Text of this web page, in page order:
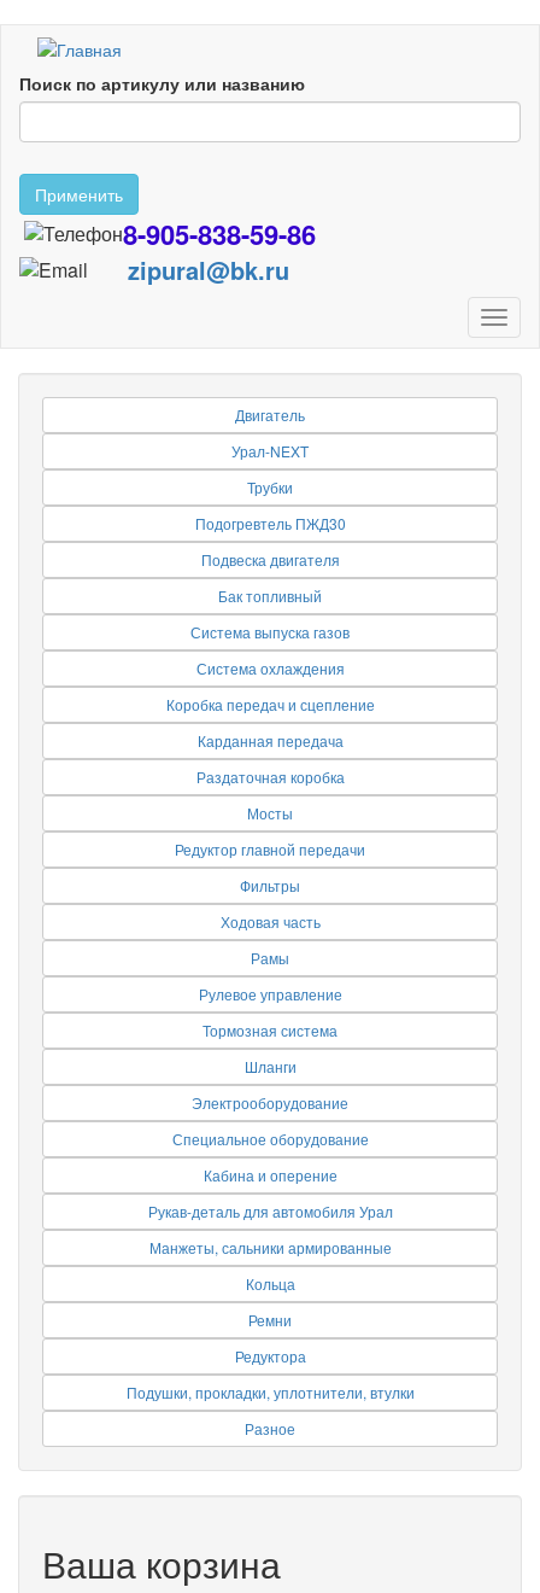
Перейти
основному
содержанию
Поиск по артикулу или названию
Применить
8-905-838-59-86
zipural@bk.ru
Двигатель
Урал-NEXT
Трубки
Подогревтель ПЖД30
Подвеска двигателя
Бак топливный
Система выпуска газов
Система охлаждения
Коробка передач и сцепление
Карданная передача
Раздаточная коробка
Мосты
Редуктор главной передачи
Фильтры
Ходовая часть
Рамы
Рулевое управление
Тормозная система
Шланги
Электрооборудование
Специальное оборудование
Кабина и оперение
Рукав-деталь для автомобиля Урал
Манжеты, сальники армированные
Кольца
Ремни
Редуктора
Подушки, прокладки, уплотнители, втулки
Разное
Ваша корзина